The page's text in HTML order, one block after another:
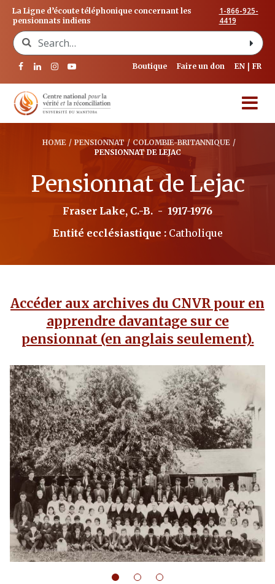
La Ligne d’écoute téléphonique concernant les
pensionnats indiens
1-866-925-
4419
Search for:
Boutique Faire un don EN FR
HOME / PENSIONNAT / COLOMBIE-BRITANNIQUE /
PENSIONNAT DE LEJAC
Pensionnat de Lejac
Fraser Lake, C.-B. - 1917-1976
Entité ecclésiastique : Catholique
Accéder aux archives du CNVR pour en
apprendre davantage sur ce
pensionnat (en anglais seulement).